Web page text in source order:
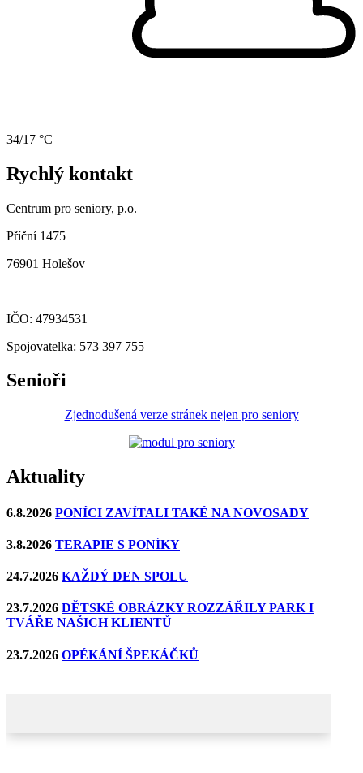
34/17 °C
Rychlý kontakt
Centrum pro seniory, p.o.
Příční 1475
76901 Holešov
IČO: 47934531
Spojovatelka: 573 397 755
Senioři
Zjednodušená verze stránek nejen pro seniory
Aktuality
6.8.2026 PONÍCI ZAVÍTALI TAKÉ NA NOVOSADY
3.8.2026 TERAPIE S PONÍKY
24.7.2026 KAŽDÝ DEN SPOLU
23.7.2026 DĚTSKÉ OBRÁZKY ROZZÁŘILY PARK I
TVÁŘE NAŠICH KLIENTŮ
23.7.2026 OPÉKÁNÍ ŠPEKÁČKŮ